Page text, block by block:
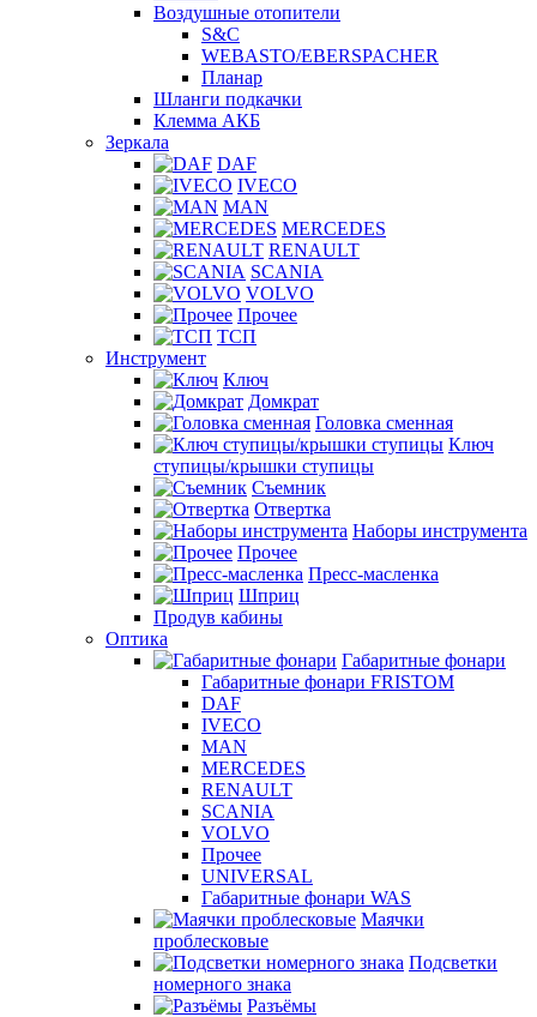
Воздушные отопители
S&C
WEBASTO/EBERSPACHER
Планар
Шланги подкачки
Клемма АКБ
Зеркала
DAF
IVECO
MAN
MERCEDES
RENAULT
SCANIA
VOLVO
Прочее
ТСП
Инструмент
Ключ
Домкрат
Головка сменная
Ключ
ступицы/крышки ступицы
Съемник
Отвертка
Наборы инструмента
Прочее
Пресс-масленка
Шприц
Продув кабины
Оптика
Габаритные фонари
Габаритные фонари FRISTOM
DAF
IVECO
MAN
MERCEDES
RENAULT
SCANIA
VOLVO
Прочее
UNIVERSAL
Габаритные фонари WAS
Маячки
проблесковые
Подсветки
номерного знака
Разъёмы